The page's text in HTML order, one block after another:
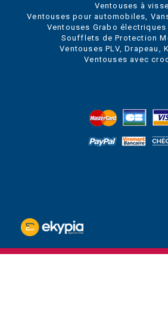
Ventouses à
Ventouses pour automobiles,
Ventouses Grabo
Soufflets de Protection
Ventouses PLV, Drapeau,
Ventouses avec